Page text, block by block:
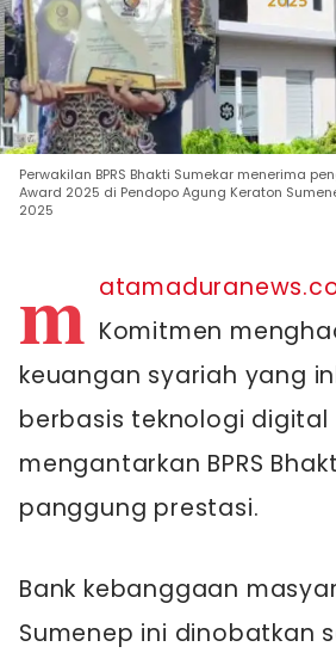
Perwakilan BPRS Bhakti Sumekar menerima
Award 2025 di Pendopo Agung Keraton
2025
m Komitmen
keuangan syariah yang
berbasis teknologi digital
mengantarkan BPRS
panggung prestasi.
Bank kebanggaan
Sumenep ini dinobatkan